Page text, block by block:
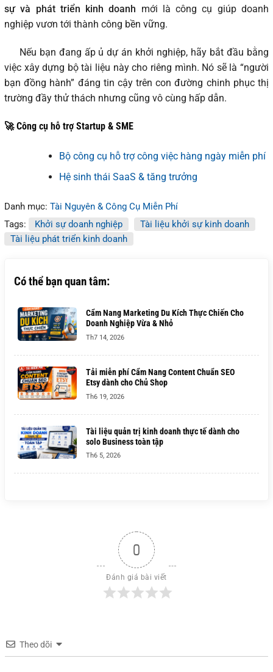
sự và phát triển kinh doanh mới là công cụ giúp doanh
nghiệp vươn tới thành công bền vững.
Nếu bạn đang ấp ủ dự án khởi nghiệp, hãy bắt đầu bằng
việc xây dựng bộ tài liệu này cho riêng mình. Nó sẽ là “người
bạn đồng hành” đáng tin cậy trên con đường chinh phục thị
trường đầy thử thách nhưng cũng vô cùng hấp dẫn.
🚀 Công cụ hỗ trợ Startup & SME
Bộ công cụ hỗ trợ công việc hàng ngày miễn phí
Hệ sinh thái SaaS & tăng trưởng
Danh mục: Tài Nguyên & Công Cụ Miễn Phí
Tags:
Khởi sự doanh nghiệp
Tài liệu khởi sự kinh doanh
Tài liệu phát triển kinh doanh
Có thể bạn quan tâm:
Cẩm Nang Marketing Du Kích Thực Chiến Cho
Doanh Nghiệp Vừa & Nhỏ
Th7 14, 2026
Tải miễn phí Cẩm Nang Content Chuẩn SEO
Etsy dành cho Chủ Shop
Th6 19, 2026
Tài liệu quản trị kinh doanh thực tế dành cho
solo Business toàn tập
Th6 5, 2026
0
Đánh giá bài viết
Theo dõi